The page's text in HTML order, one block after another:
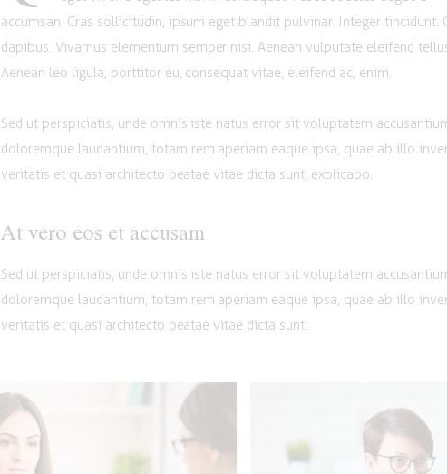
accumsan. Cras sollicitudin, ipsum eget blandit pulvinar. Integer tincidunt.
dapibus. Vivamus elementum semper nisi. Aenean vulputate eleifend
Aenean leo ligula, porttitor eu, consequat vitae, eleifend ac, enim.
Sed ut perspiciatis, unde omnis iste natus error sit voluptatem
doloremque laudantium, totam rem aperiam eaque ipsa, quae ab illo
veritatis et quasi architecto beatae vitae dicta sunt, explicabo.
At vero eos et accusam
Sed ut perspiciatis, unde omnis iste natus error sit voluptatem
doloremque laudantium, totam rem aperiam eaque ipsa, quae ab illo
veritatis et quasi architecto beatae vitae dicta sunt.